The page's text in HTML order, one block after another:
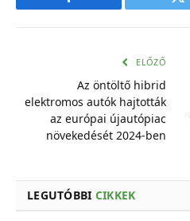
Facebook
ELŐZŐ
Az öntöltő hibrid
elektromos autók hajtották
az európai újautópiac
növekedését 2024-ben
LEGUTÓBBI CIKKEK